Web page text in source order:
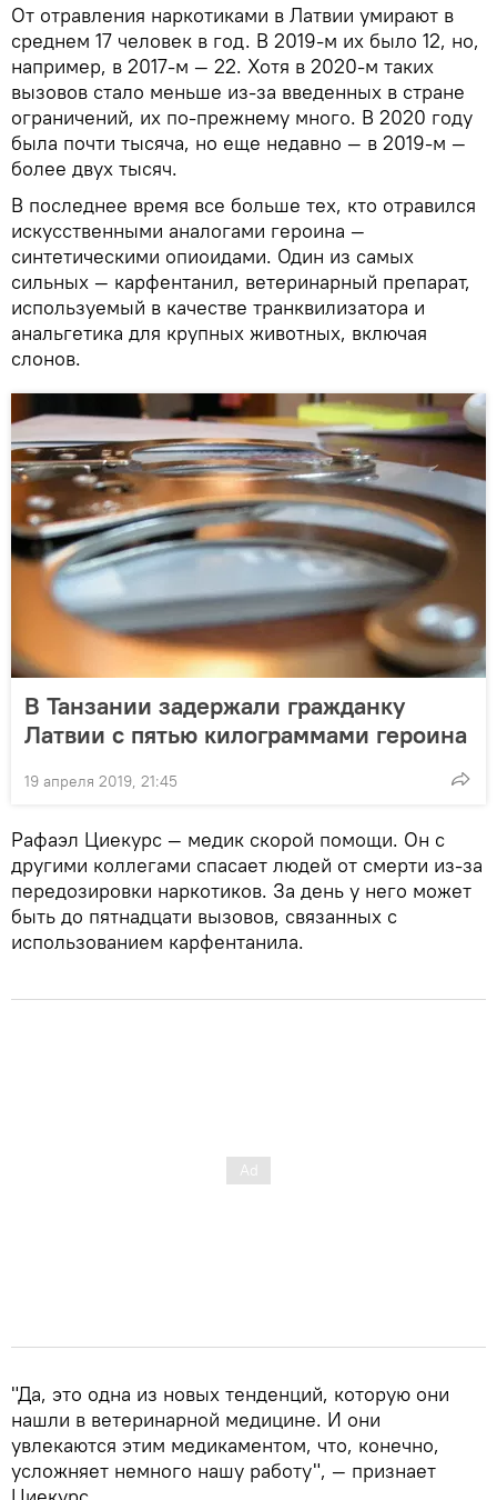
От отравления наркотиками в Латвии умирают в
среднем 17 человек в год. В 2019-м их было 12, но,
например, в 2017-м — 22. Хотя в 2020-м таких
вызовов стало меньше из-за введенных в стране
ограничений, их по-прежнему много. В 2020 году
была почти тысяча, но еще недавно — в 2019-м —
более двух тысяч.
В последнее время все больше тех, кто отравился
искусственными аналогами героина —
синтетическими опиоидами. Один из самых
сильных — карфентанил, ветеринарный препарат,
используемый в качестве транквилизатора и
анальгетика для крупных животных, включая
слонов.
В Танзании задержали гражданку
Латвии с пятью килограммами героина
19 апреля 2019, 21:45
Рафаэл Циекурс — медик скорой помощи. Он с
другими коллегами спасает людей от смерти из-за
передозировки наркотиков. За день у него может
быть до пятнадцати вызовов, связанных с
использованием карфентанила.
"Да, это одна из новых тенденций, которую они
нашли в ветеринарной медицине. И они
увлекаются этим медикаментом, что, конечно,
усложняет немного нашу работу", — признает